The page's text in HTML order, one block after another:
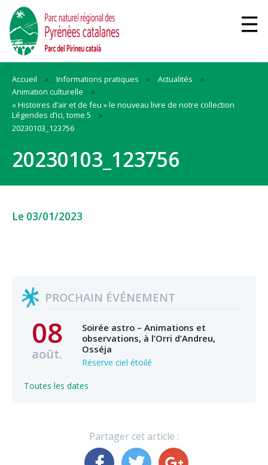
Accueil Informations pratiques
Actualités
Animation culturelle
« Histoires d’air et de feu » le nouveau livre de notre collection
Légendes d’ici, tome 5
20230103_123756
20230103_123756
Le 03/01/2023
PROCHAIN ÉVÉNEMENT
08
août.
Soirée astro – Animations et
observations, à l’Orri d’Andreu,
Osséja
Réserve ciel étoilé
Toutes les dates
Partager cet article :